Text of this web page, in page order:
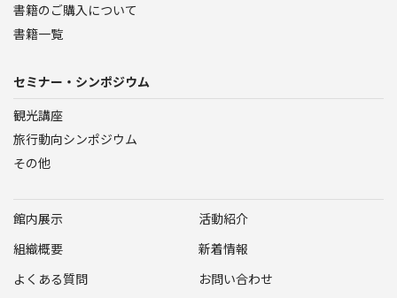
書籍のご購入について
書籍一覧
セミナー・シンポジウム
観光講座
旅行動向シンポジウム
その他
館内展示
活動紹介
組織概要
新着情報
よくある質問
お問い合わせ